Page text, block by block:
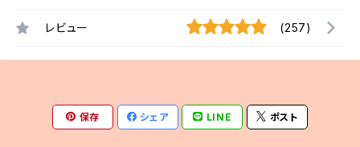
レビュー (257)
保存 シェア LINE ポスト